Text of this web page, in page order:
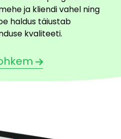
ja kliendi vahel ning
haldus täiustab
kvaliteeti.